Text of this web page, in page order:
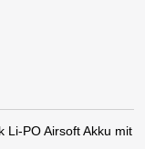
Li-PO Airsoft Akku mit